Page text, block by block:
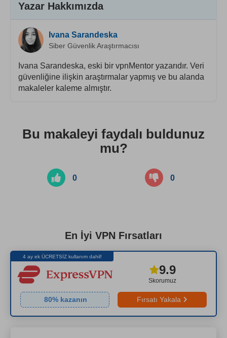
Yazar Hakkımızda
Ivana Sarandeska
Siber Güvenlik Araştırmacısı
Ivana Sarandeska, eski bir vpnMentor yazarıdır. Veri
güvenliğine ilişkin araştırmalar yapmış ve bu alanda
makaleler kaleme almıştır.
Bu makaleyi faydalı buldunuz
mu?
0 0
En İyi VPN Fırsatları
4 ay ek ÜCRETSİZ kullanım dahil!
Skorumuz
9.9
80% kazanın Fırsatı Yakala